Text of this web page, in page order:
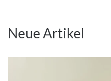
Neue Artikel